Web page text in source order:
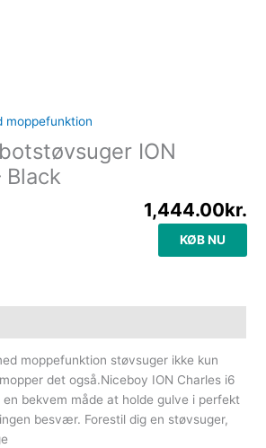
moppefunktion
ION
Black
1,444.00kr.
KØB NU
moppefunktion støvsuger ikke kun
det også.Niceboy ION Charles i6
bekvem måde at holde gulve i perfekt
besvær. Forestil dig en støvsuger,